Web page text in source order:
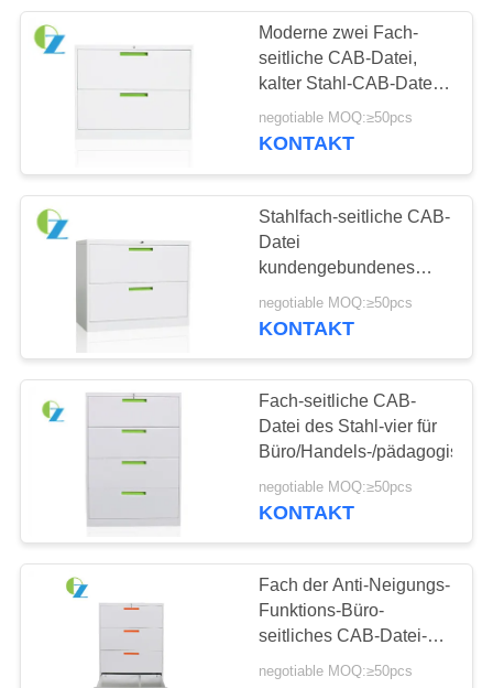
Dünnes
Metallspeicher-
60
Stahlspeichergestelle
Büro-Arbeitsplatz-
Schreibtisch
Moderne zwei Fach-
seitliche CAB-Datei,
kalter Stahl-CAB-Datei-
Weiß-Farbe
negotiable MOQ:≥50pcs
KONTAKT
Stahlfach-seitliche CAB-
Datei
kundengebundenes
Farbe-Soem des büro-2
verfügbar
negotiable MOQ:≥50pcs
KONTAKT
Fach-seitliche CAB-
Datei des Stahl-vier für
Büro/Handels-/pädagogisch
negotiable MOQ:≥50pcs
KONTAKT
Fach der Anti-Neigungs-
Funktions-Büro-
seitliches CAB-Datei-
vier für Angestellt-
negotiable MOQ:≥50pcs